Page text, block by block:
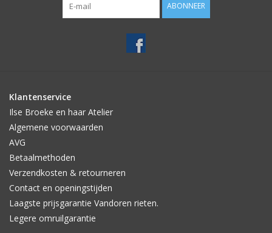
ABONNEER
Klantenservice
Ilse Broeke en haar Atelier
Algemene voorwaarden
AVG
Betaalmethoden
Verzendkosten & retourneren
Contact en openingstijden
Laagste prijsgarantie Vandoren rieten.
Legere omruilgarantie